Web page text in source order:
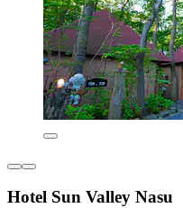
Hotel Sun Valley Nasu